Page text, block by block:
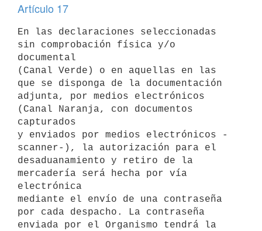
Artículo 17
En las declaraciones seleccionadas
sin comprobación física y/o
documental
(Canal Verde) o en aquellas en las
que se disponga de la documentación
adjunta, por medios electrónicos
(Canal Naranja, con documentos
capturados
y enviados por medios electrónicos -
scanner-), la autorización para el
desaduanamiento y retiro de la
mercadería será hecha por vía
electrónica
mediante el envío de una contraseña
por cada despacho. La contraseña
enviada por el Organismo tendrá la